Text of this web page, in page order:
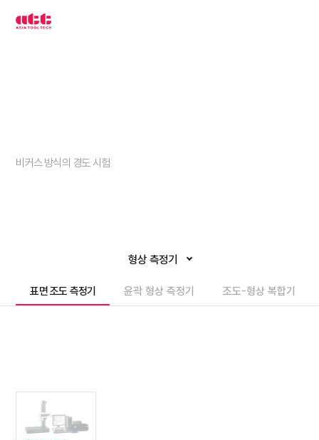
비커스 방식의 경도 시험
형상 측정기
표면 조도 측정기 윤곽 형상 측정기 조도-형상 복합기